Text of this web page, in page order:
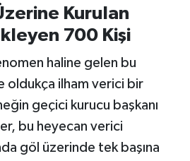
Kurulan
700 Kişi
haline gelen bu
oldukça ilham verici bir
geçici kurucu başkanı
bu heyecan verici
göl üzerinde tek başına